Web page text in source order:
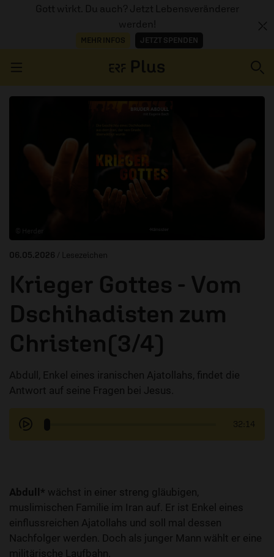
Gott wirkt. Du auch? Jetzt Lebensveränderer
werden!
MEHR INFOS JETZT SPENDEN
ERZÄHL MAL
06.05.2026 / Lesezeichen
Krieger Gottes - Vom
Dschihadisten zum
Christen(3/4)
Abdull, Enkel eines iranischen Ajatollahs, findet die
Antwort auf seine Fragen bei Jesus.
32:14
Abdull* wächst in einer streng gläubigen,
muslimischen Familie im Iran auf. Er ist Enkel eines
einflussreichen Ajatollahs und soll mal dessen
Nachfolger werden. Doch als junger Mann wählt er eine
militärische Laufbahn.